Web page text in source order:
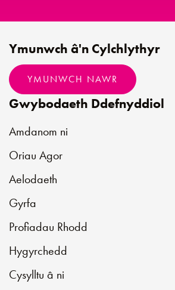
Gwybodaeth Ddefnyddiol
Amdanom ni
Oriau Agor
Aelodaeth
Gyrfa
Profiadau Rhodd
Hygyrchedd
Cysylltu â ni
Ymunwch â'n Cylchlythyr
YMUNWCH NAWR